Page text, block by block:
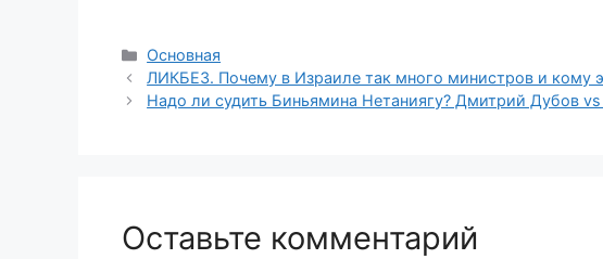
Рубрики
Основная
ЛИКБЕЗ. Почему в Израиле так много министров и кому
Надо ли судить Биньямина Нетаниягу? Дмитрий Дубов
Оставьте комментарий